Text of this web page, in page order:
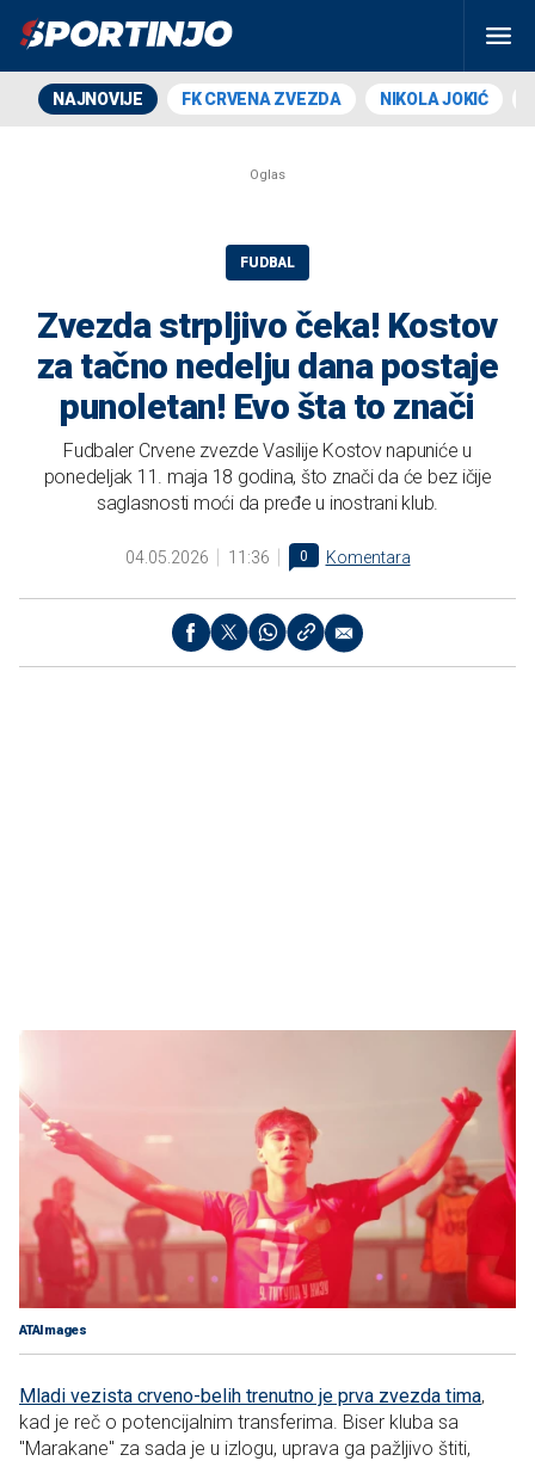
NAJNOVIJE FK CRVENA ZVEZDA NIKOLA JOKIĆ
FUDBAL
Zvezda strpljivo čeka! Kostov
za tačno nedelju dana postaje
punoletan! Evo šta to znači
Fudbaler Crvene zvezde Vasilije Kostov napuniće u
ponedeljak 11. maja 18 godina, što znači da će bez ičije
saglasnosti moći da pređe u inostrani klub.
04.05.2026 11:36 0 Komentara
ATAImages
Mladi vezista crveno-belih trenutno je prva zvezda tima,
kad je reč o potencijalnim transferima. Biser kluba sa
"Marakane" za sada je u izlogu, uprava ga pažljivo štiti,